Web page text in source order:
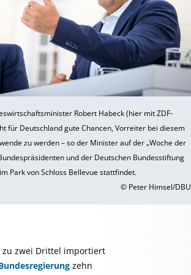
Robert Habeck (hier mit ZDF-
für Deutschland gute Chancen, Vorreiter bei diesem
zu werden – so der Minister auf der „Woche der
und der Deutschen Bundesstiftung
Park von Schloss Bellevue stattfindet.
© Peter Himsel/DBU
zu zwei Drittel importiert
zehn